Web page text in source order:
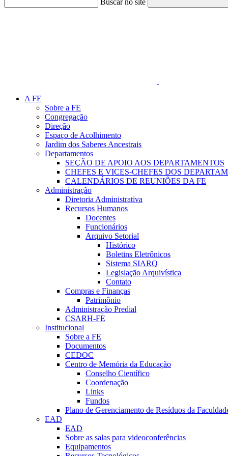
Buscar no site
A FE
Sobre a FE
Congregação
Direção
Espaço de Acolhimento
Jardim dos Saberes Ancestrais
Departamentos
SEÇÃO DE APOIO AOS DEPARTAMENTOS
CHEFES E VICES-CHEFES DOS
CALENDÁRIOS DE REUNIÕES DA FE
Administração
Diretoria Administrativa
Recursos Humanos
Docentes
Funcionários
Arquivo Setorial
Histórico
Boletins Eletrônicos
Sistema SIARQ
Legislação Arquivística
Contato
Compras e Finanças
Patrimônio
Administração Predial
CSARH-FE
Institucional
Sobre a FE
Documentos
CEDOC
Centro de Memória da Educação
Conselho Científico
Coordenação
Links
Fundos
Plano de Gerenciamento de Resíduos da
EAD
EAD
Sobre as salas para videoconferências
Equipamentos